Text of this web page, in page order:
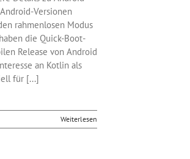
Versionen
rahmenlosen Modus
die Quick-Boot-
Release von Android
an Kotlin als
für [...]
Weiterlesen